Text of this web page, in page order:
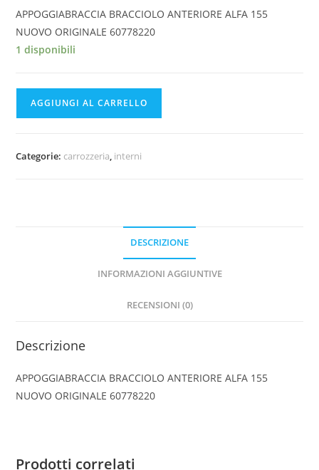
APPOGGIABRACCIA BRACCIOLO ANTERIORE ALFA 155
NUOVO ORIGINALE 60778220
1 disponibili
AGGIUNGI AL CARRELLO
Categorie: carrozzeria, interni
DESCRIZIONE
INFORMAZIONI AGGIUNTIVE
RECENSIONI (0)
Descrizione
APPOGGIABRACCIA BRACCIOLO ANTERIORE ALFA 155
NUOVO ORIGINALE 60778220
Prodotti correlati